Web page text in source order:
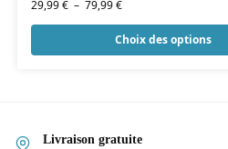
29,99€ – 79,99€
Choix des options
Livraison gratuite